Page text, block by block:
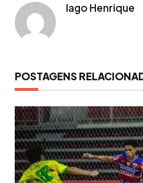
Iago Henrique
POSTAGENS